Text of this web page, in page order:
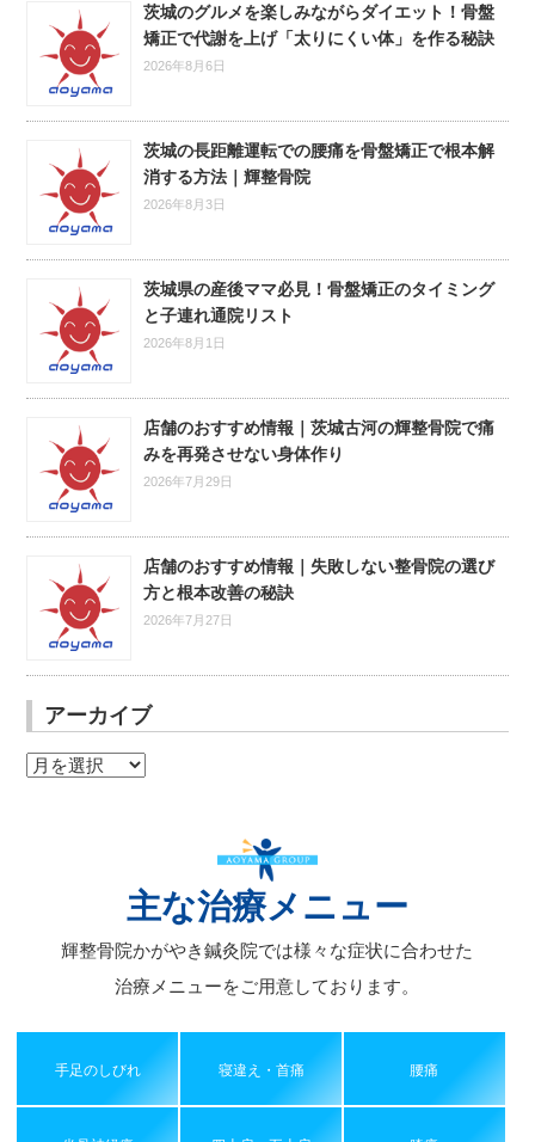
茨城のグルメを楽しみながらダイエット！骨盤
矯正で代謝を上げ「太りにくい体」を作る秘訣
2026年8月6日
茨城の長距離運転での腰痛を骨盤矯正で根本解
消する方法｜輝整骨院
2026年8月3日
茨城県の産後ママ必見！骨盤矯正のタイミング
と子連れ通院リスト
2026年8月1日
店舗のおすすめ情報｜茨城古河の輝整骨院で痛
みを再発させない身体作り
2026年7月29日
店舗のおすすめ情報｜失敗しない整骨院の選び
方と根本改善の秘訣
2026年7月27日
アーカイブ
ア
主な治療メニュー
輝整骨院かがやき鍼灸院では様々な症状に合わせた
治療メニューをご用意しております。
手足のしびれ 寝違え・首痛 腰痛